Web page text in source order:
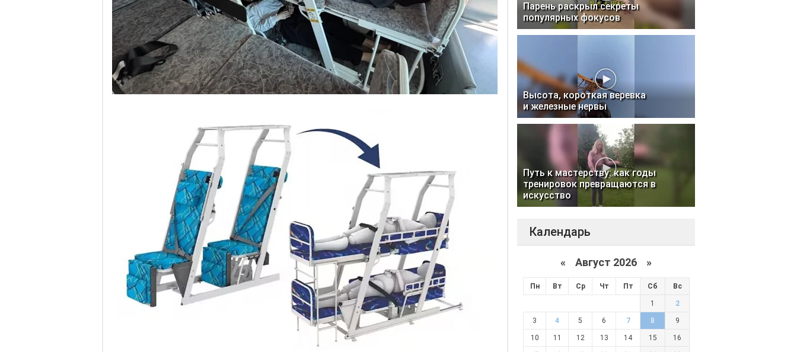
Парень раскрыл секреты
популярных фокусов
Высота, короткая веревка
и железные нервы
Путь к мастерству: как годы
тренировок превращаются в
искусство
Календарь
« Август 2026 »
Пн Вт Ср Чт Пт Сб Вс
1 2
3 4 5 6 7 8 9
10 11 12 13 14 15 16